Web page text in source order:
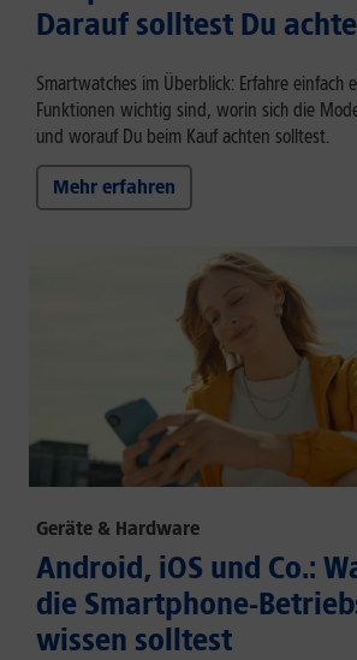
Darauf solltest Du
Smartwatches im Überblick: Erfahre einfach
Funktionen wichtig sind, worin sich die
und worauf Du beim Kauf achten solltest.
Mehr erfahren
Geräte & Hardware
Android, iOS und Co.:
die Smartphone-
wissen solltest